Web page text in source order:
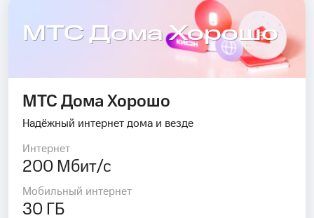
МТС Дома Хорошо
МТС Дома Хорошо
Надёжный интернет дома и везде
Интернет
200 Мбит/с
Мобильный интернет
30 ГБ